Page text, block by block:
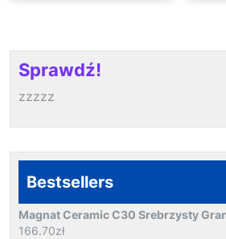
Sprawdź!
zzzzz
Bestsellers
Magnat Ceramic C30 Srebrzysty
166.70zł